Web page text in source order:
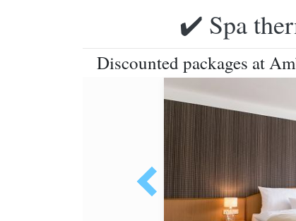
✔️ Spa
Discounted packages at